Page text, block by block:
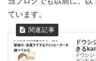
ています。
ドウシ
きる
ドウシ